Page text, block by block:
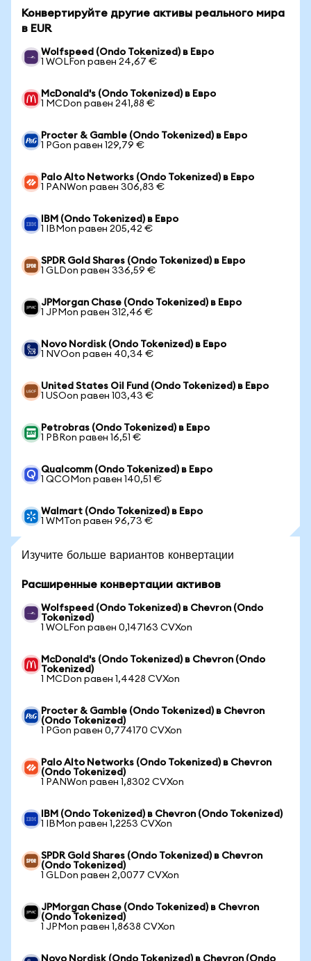
Конвертируйте другие активы реального мира
в EUR
Wolfspeed (Ondo Tokenized) в Евро
1 WOLFon равен 24,67 €
McDonald's (Ondo Tokenized) в Евро
1 MCDon равен 241,88 €
Procter & Gamble (Ondo Tokenized) в Евро
1 PGon равен 129,79 €
Palo Alto Networks (Ondo Tokenized) в Евро
1 PANWon равен 306,83 €
IBM (Ondo Tokenized) в Евро
1 IBMon равен 205,42 €
SPDR Gold Shares (Ondo Tokenized) в Евро
1 GLDon равен 336,59 €
JPMorgan Chase (Ondo Tokenized) в Евро
1 JPMon равен 312,46 €
Novo Nordisk (Ondo Tokenized) в Евро
1 NVOon равен 40,34 €
United States Oil Fund (Ondo Tokenized) в Евро
1 USOon равен 103,43 €
Petrobras (Ondo Tokenized) в Евро
1 PBRon равен 16,51 €
Qualcomm (Ondo Tokenized) в Евро
1 QCOMon равен 140,51 €
Walmart (Ondo Tokenized) в Евро
1 WMTon равен 96,73 €
Изучите больше вариантов конвертации
Расширенные конвертации активов
Wolfspeed (Ondo Tokenized) в Chevron (Ondo
Tokenized)
1 WOLFon равен 0,147163 CVXon
McDonald's (Ondo Tokenized) в Chevron (Ondo
Tokenized)
1 MCDon равен 1,4428 CVXon
Procter & Gamble (Ondo Tokenized) в Chevron
(Ondo Tokenized)
1 PGon равен 0,774170 CVXon
Palo Alto Networks (Ondo Tokenized) в Chevron
(Ondo Tokenized)
1 PANWon равен 1,8302 CVXon
IBM (Ondo Tokenized) в Chevron (Ondo Tokenized)
1 IBMon равен 1,2253 CVXon
SPDR Gold Shares (Ondo Tokenized) в Chevron
(Ondo Tokenized)
1 GLDon равен 2,0077 CVXon
JPMorgan Chase (Ondo Tokenized) в Chevron
(Ondo Tokenized)
1 JPMon равен 1,8638 CVXon
Novo Nordisk (Ondo Tokenized) в Chevron (Ondo